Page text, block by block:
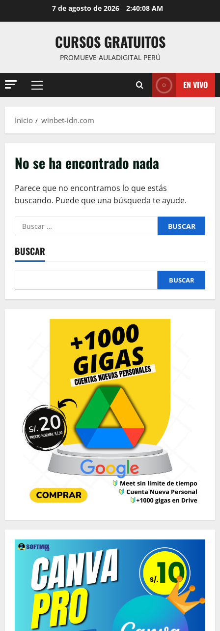
7 de agosto de 2026 2:40:08 AM
CURSOS GRATUITOS
PROMUEVE AULADIGITAL PERÚ
Menú
EN VIVO
Inicio winbet-idn.com
No se ha encontrado nada
Parece que no encontramos lo que estás
buscando. Puede que una búsqueda te ayude.
Buscar:
BUSCAR
BUSCAR